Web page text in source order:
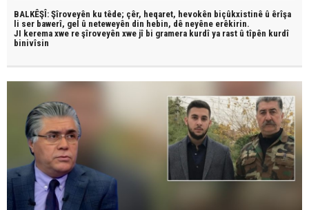
BALKÊŞÎ: Şîroveyên ku têde; çêr, heqaret, hevokên biçûkxistinê û êrîşa
li ser bawerî, gel û neteweyên din hebin, dê neyêne erêkirin.
JI kerema xwe re şîroveyên xwe jî bi gramera kurdî ya rast û tîpên kurdî
binivîsin